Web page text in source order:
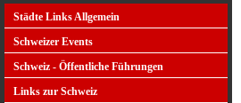
Städte Links Allgemein
Schweizer Events
Schweiz - Öffentliche Führungen
Links zur Schweiz